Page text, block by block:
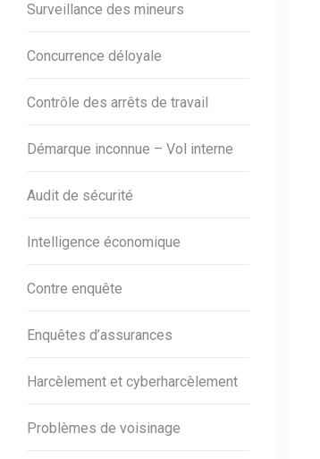
Surveillance des mineurs
Concurrence déloyale
Contrôle des arrêts de travail
Démarque inconnue – Vol interne
Audit de sécurité
Intelligence économique
Contre enquête
Enquêtes d’assurances
Harcèlement et cyberharcèlement
Problèmes de voisinage